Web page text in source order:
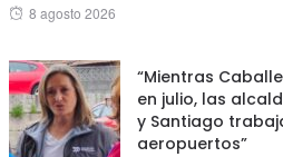
Posted
8 agosto 2026
“Mientras
en julio, las
y Santiago
aeropuertos”